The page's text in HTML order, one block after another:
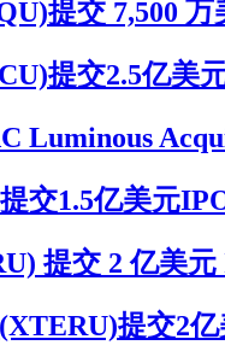
提交 7,500
提交2.5亿美
Luminous
交1.5亿美元
提交 2 亿美
提交2